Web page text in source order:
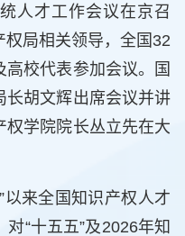
人才工作会议在京召
局相关领导，全国32
校代表参加会议。国
长胡文辉出席会议并讲
权学院院长丛立先在大
以来全国知识产权人才
“十五五”及2026年知